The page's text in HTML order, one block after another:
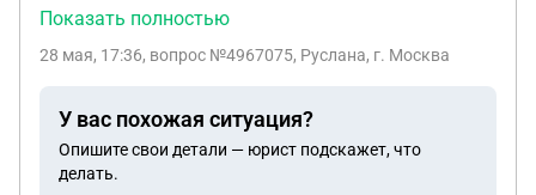
перевожу их куда скажут. щас этим
телефон и банк, то есть переписку с подругой и
деньги поступившие на мою карту. изьяли
телефон и карты, опечатали. я писала
обьяснительную в отделе уже. скажи как долго
Показать полностью
28 мая, 17:36, вопрос №4967075, Руслана, г. Москва
У вас похожая ситуация?
Опишите свои детали — юрист подскажет, что
делать.